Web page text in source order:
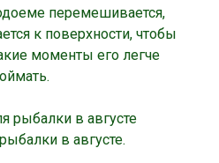
перемешивается,
к поверхности, чтобы
моменты его легче
в августе.